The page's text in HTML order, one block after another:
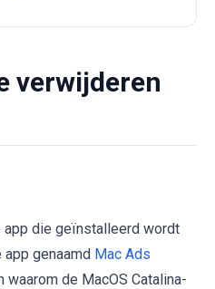
verwijderen
die geïnstalleerd wordt
genaamd Mac Ads
waarom de MacOS Catalina-